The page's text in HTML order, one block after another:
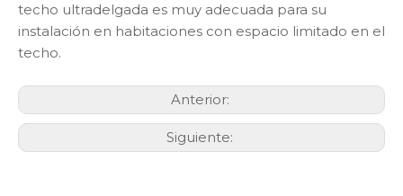
techo ultradelgada es muy adecuada para su
instalación en habitaciones con espacio limitado en el
techo.
Anterior:
Siguiente: